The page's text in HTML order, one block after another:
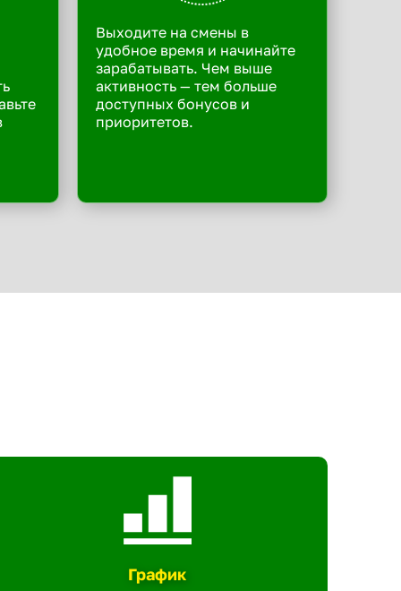
Выходите на смены в
удобное время и начинайте
зарабатывать. Чем выше
активность — тем больше
доступных бонусов и
приоритетов.
График